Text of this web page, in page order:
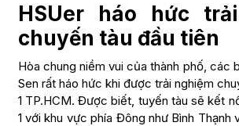
HSUer háo hức
chuyến tàu đầu tiên
Hòa chung niềm vui của thành phố, các
Sen rất háo hức khi được trải nghiệm
1 TP.HCM. Được biết, tuyến tàu sẽ kết
1 với khu vực phía Đông như Bình Thạnh